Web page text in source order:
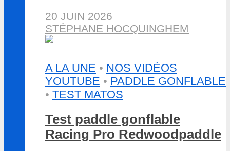
20 JUIN 2026
STÉPHANE HOCQUINGHEM
A LA UNE • NOS VIDÉOS
YOUTUBE • PADDLE GONFLABLE
• TEST MATOS
Test paddle gonflable
Racing Pro Redwoodpaddle